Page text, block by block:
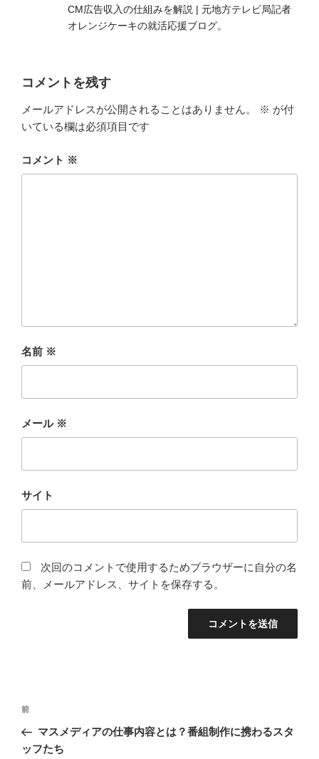
CM広告収入の仕組みを解説 | 元地方テレビ局記者
オレンジケーキの就活応援ブログ。
コメントを残す
メールアドレスが公開されることはありません。 ※ が付
いている欄は必須項目です
コメント ※
名前 ※
メール ※
サイト
次回のコメントで使用するためブラウザーに自分の名
前、メールアドレス、サイトを保存する。
投
ナ
前
の
投
前
マスメディアの仕事内容とは？番組制作に携わるスタ
ッフたち